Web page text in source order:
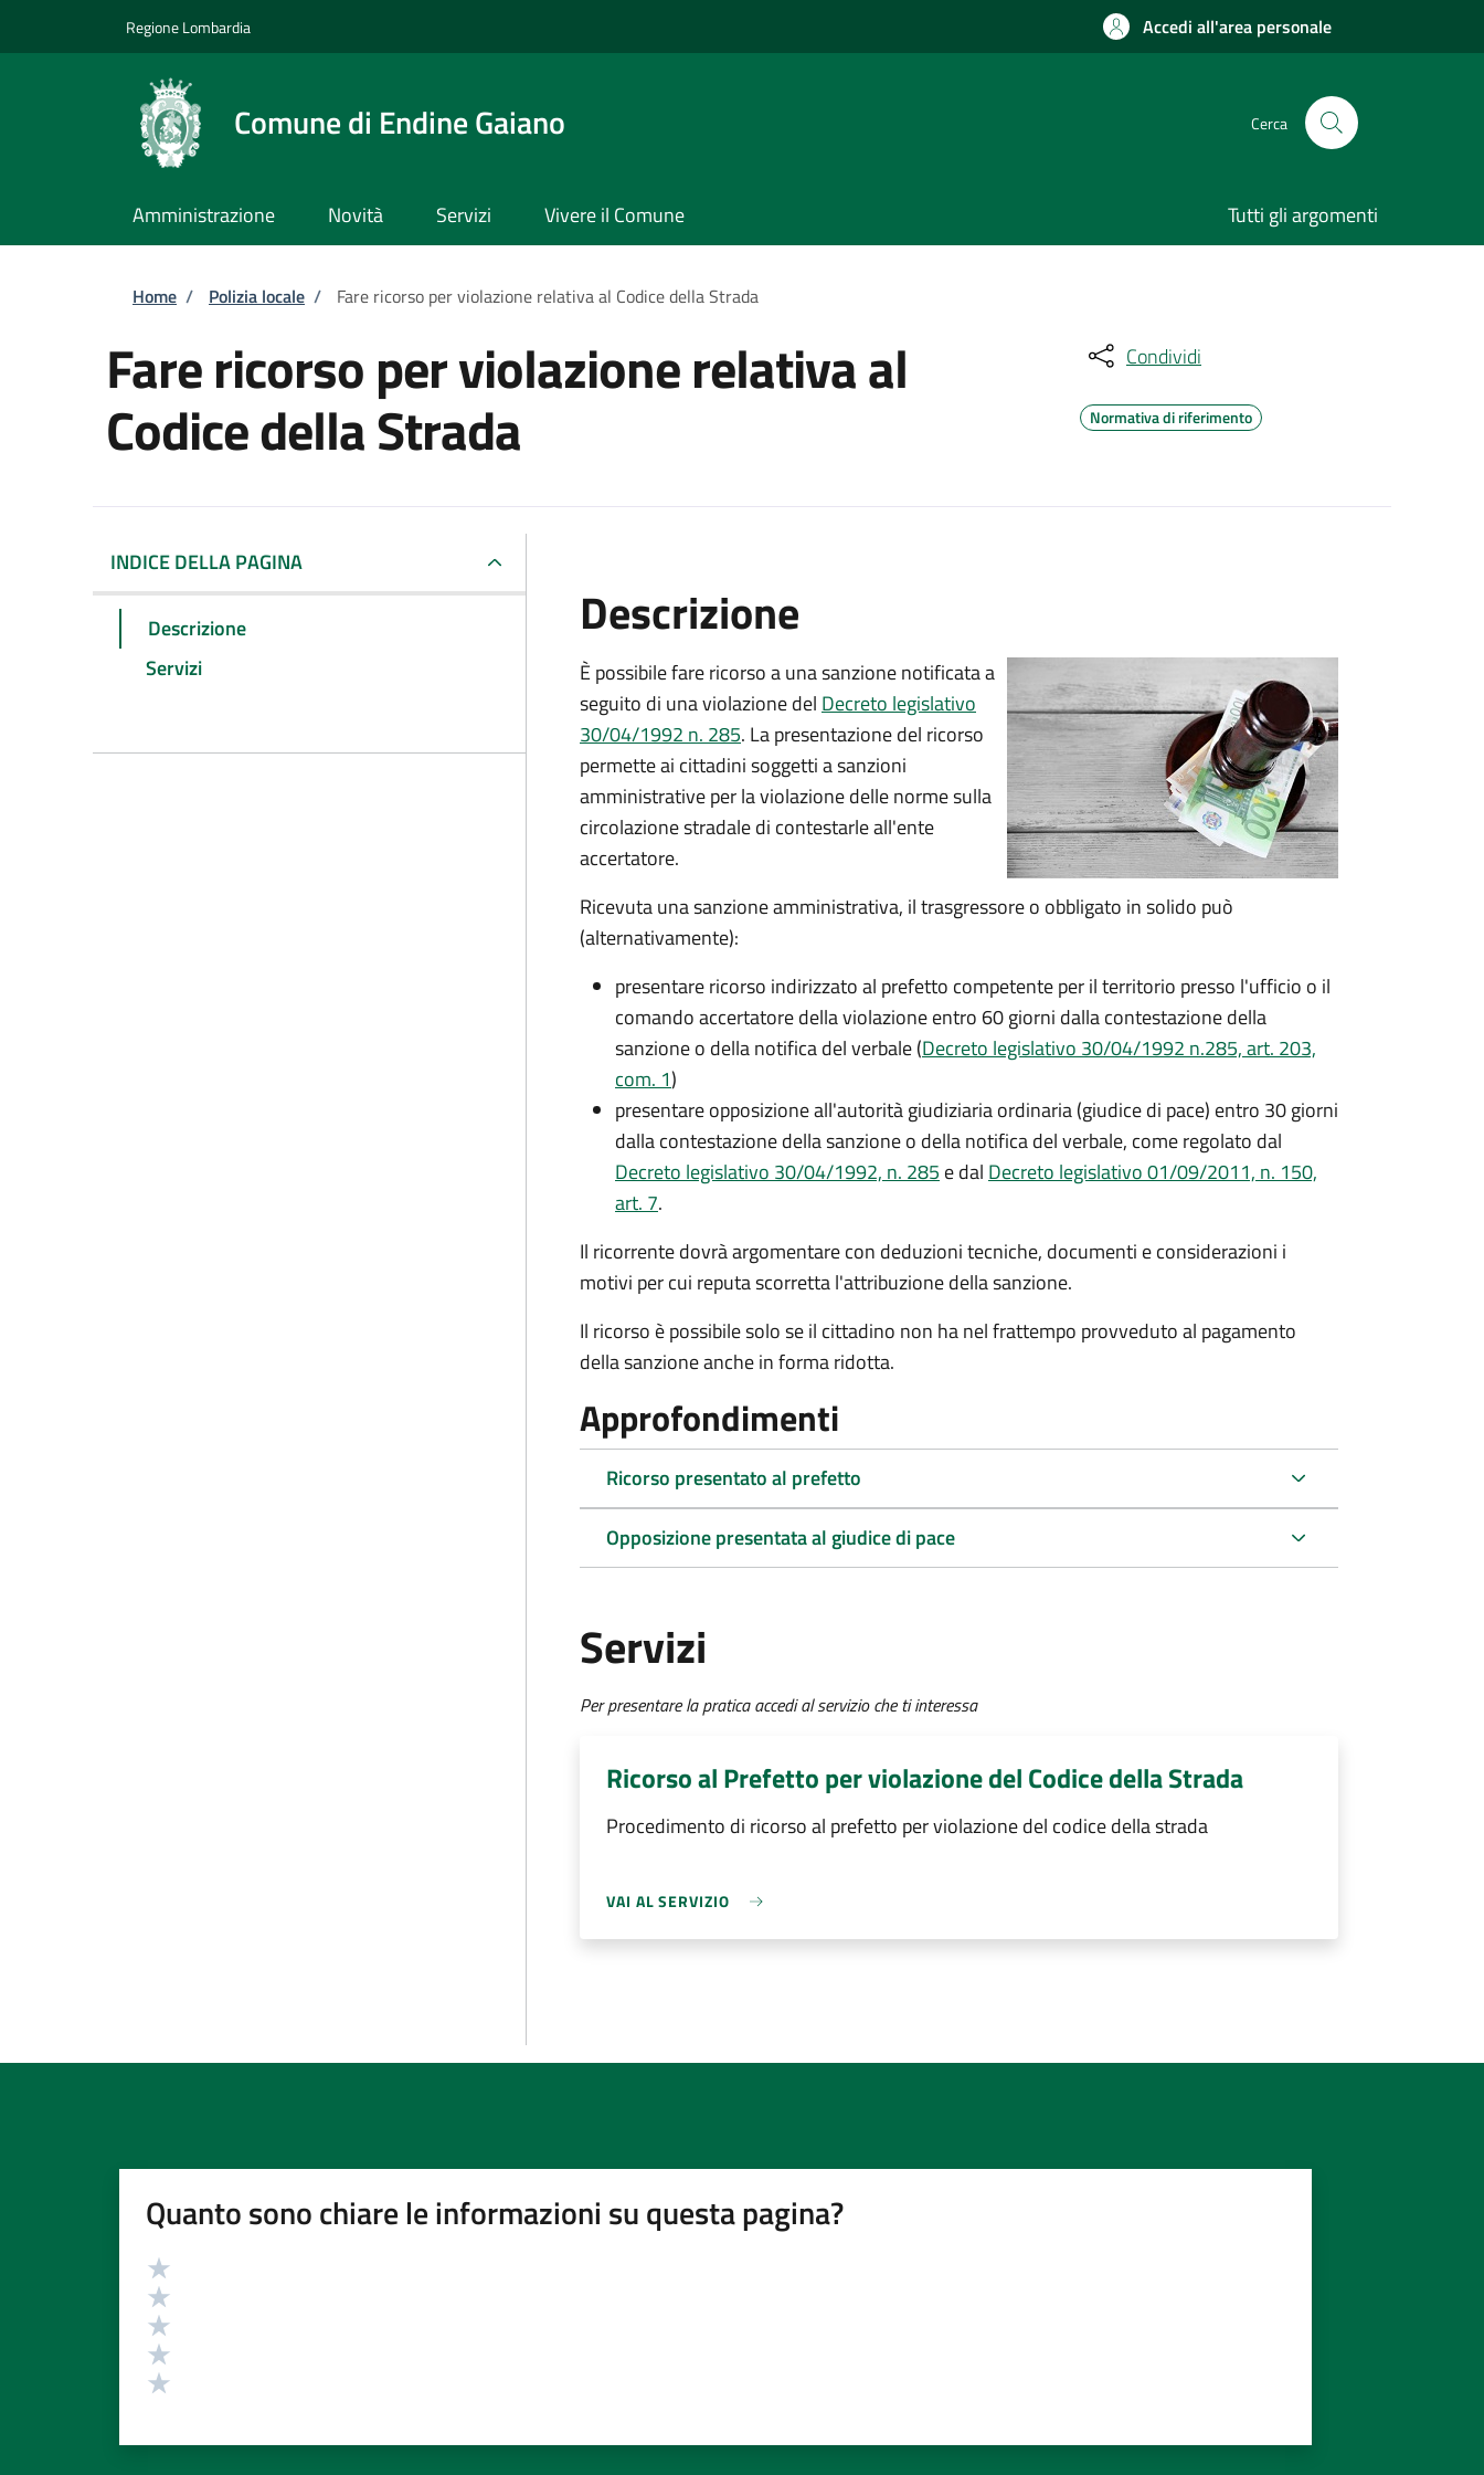
Regione Lombardia Accedi all'area personale
Comune di Endine Gaiano Cerca
Amministrazione Novità Servizi Vivere il Comune Tutti gli argomenti
Briciole di pane
Home / Polizia locale / Fare ricorso per violazione relativa al Codice della Strada
Fare ricorso per violazione relativa al
Codice della Strada
Condividi
Normativa di riferimento
INDICE DELLA PAGINA
Descrizione
Servizi
Descrizione
È possibile fare ricorso a una sanzione notificata a
seguito di una violazione del Decreto legislativo
30/04/1992 n. 285. La presentazione del ricorso
permette ai cittadini soggetti a sanzioni
amministrative per la violazione delle norme sulla
circolazione stradale di contestarle all'ente
accertatore.
Ricevuta una sanzione amministrativa, il trasgressore o obbligato in solido può
(alternativamente):
presentare ricorso indirizzato al prefetto competente per il territorio presso l'ufficio o il
comando accertatore della violazione entro 60 giorni dalla contestazione della
sanzione o della notifica del verbale (Decreto legislativo 30/04/1992 n.285, art. 203,
com. 1)
presentare opposizione all'autorità giudiziaria ordinaria (giudice di pace) entro 30 giorni
dalla contestazione della sanzione o della notifica del verbale, come regolato dal
Decreto legislativo 30/04/1992, n. 285 e dal Decreto legislativo 01/09/2011, n. 150,
art. 7.
Il ricorrente dovrà argomentare con deduzioni tecniche, documenti e considerazioni i
motivi per cui reputa scorretta l'attribuzione della sanzione.
Il ricorso è possibile solo se il cittadino non ha nel frattempo provveduto al pagamento
della sanzione anche in forma ridotta.
Approfondimenti
Ricorso presentato al prefetto
Opposizione presentata al giudice di pace
Servizi
Per presentare la pratica accedi al servizio che ti interessa
Ricorso al Prefetto per violazione del Codice della Strada
Procedimento di ricorso al prefetto per violazione del codice della strada
VAI AL SERVIZIO
Quanto sono chiare le informazioni su questa pagina?
Valutazione